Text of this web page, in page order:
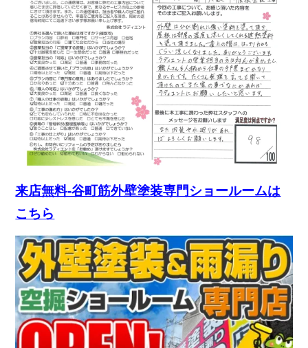
来店無料-谷町筋外壁塗装専門ショールームは
こちら